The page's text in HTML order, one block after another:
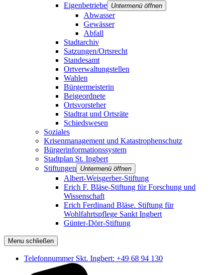
Eigenbetriebe Untermenü öffnen
Abwasser
Gewässer
Abfall
Stadtarchiv
Satzungen/Ortsrecht
Standesamt
Ortverwaltungstellen
Wahlen
Bürgermeisterin
Beigeordnete
Ortsvorsteher
Stadtrat und Ortsräte
Schiedswesen
Soziales
Krisenmanagement und Katastrophenschutz
Bürgerinformationssystem
Stadtplan St. Ingbert
Stiftungen
Untermenü öffnen
Albert-Weisgerber-Stiftung
Erich F. Bläse-Stiftung für Forschung und
Wissenschaft
Erich Ferdinand Bläse. Stiftung für
Wohlfahrtspflege Sankt Ingbert
Günter-Dörr-Stiftung
Menu schließen
Telefonnummer Skt. Ingbert: +49 68 94 130